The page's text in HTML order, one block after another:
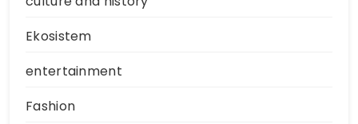
Ekosistem
entertainment
Fashion